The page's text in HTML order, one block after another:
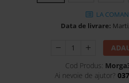
Scaune Dining
Fotolii si Demifotolii
Paturi Tapitate
LA
Data de livrare:
Cod Produs:
Ai nevoie de ajutor?